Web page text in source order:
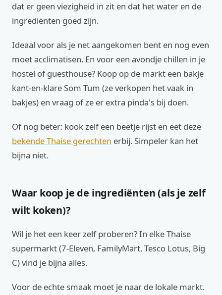
dat er geen viezigheid in zit en dat het water en de
ingrediënten goed zijn.
Ideaal voor als je net aangekomen bent en nog even
moet acclimatisen. En voor een avondje chillen in je
hostel of guesthouse? Koop op de markt een bakje
kant-en-klare Som Tum (ze verkopen het vaak in
bakjes) en vraag of ze er extra pinda's bij doen.
Of nog beter: kook zelf een beetje rijst en eet deze
bekende Thaise gerechten erbij. Simpeler kan het
bijna niet.
Waar koop je de ingrediënten (als je zelf
wilt koken)?
Wil je het een keer zelf proberen? In elke Thaise
supermarkt (7-Eleven, FamilyMart, Tesco Lotus, Big
C) vind je bijna alles.
Voor de echte smaak moet je naar de lokale markt.